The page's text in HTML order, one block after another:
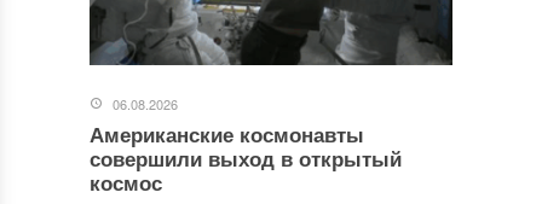
06.08.2026
Американские космонавты
совершили выход в открытый
космос